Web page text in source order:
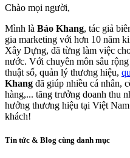
Chào mọi người,
Mình là Bảo Khang, tác giả
gia marketing với hơn 10 năm
Xây Dựng, đã từng làm việc
nước. Với chuyên môn sâu
thuật số, quản lý thương hiệu,
Khang đã giúp nhiều cá nhân,
hàng,... tăng trưởng doanh thu
hưởng thương hiệu tại Việt
khách!
Tin tức & Blog cùng danh mục